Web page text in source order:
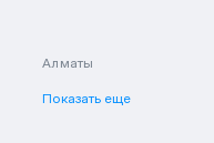
Алматы
Показать еще